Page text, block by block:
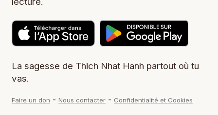
La sagesse de Thich Nhat Hanh partout où tu
vas.
Faire un don - Nous contacter - Confidentialité et Cookies